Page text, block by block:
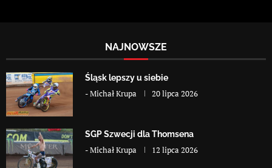
NAJNOWSZE
Śląsk lepszy u siebie
-Michał Krupa 20 lipca 2026
SGP Szwecji dla Thomsena
-Michał Krupa 12 lipca 2026